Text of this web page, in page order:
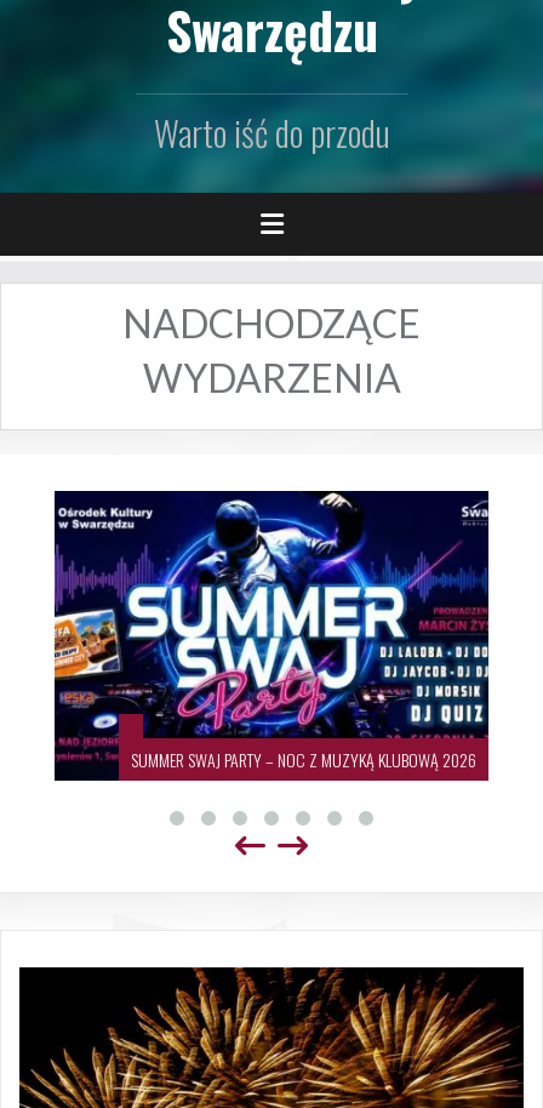
Swarzędzu
Warto iść do przodu
NADCHODZĄCE
WYDARZENIA
SUMMER SWAJ PARTY – NOC Z MUZYKĄ KLUBOWĄ 2026